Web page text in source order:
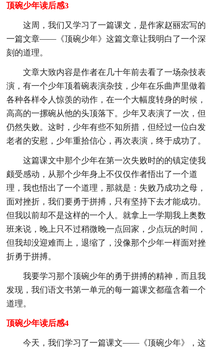
顶碗少年读后感3
这周，我们又学习了一篇课文，是作家赵丽宏写的
一篇文章——《顶碗少年》这篇文章让我明白了一个深
刻的道理。
文章大致内容是作者在几十年前去看了一场杂技表
演，有一个少年顶着碗表演杂技，少年在乐曲声里做着
各种各样令人惊羡的动作，在一个大幅度转身的时候，
高高的一摞碗从他的头顶落下。少年又表演了一次，但
仍然失败。这时，少年有些不知所措，但经过一位白发
老者的安慰，少年重拾信心，再次表演，终于成功了。
这篇课文中那个少年在第一次失败时的的镇定使我
颇受感动，从那个少年身上不仅仅作者悟出了一个道
理，我也悟出了一个道理，那就是：失败乃成功之母，
面对挫折，我们要勇于拼搏，只有坚持下去才能成功。
但我以前却不是这样的一个人。就拿上一学期我上奥数
班来说，晚上只不过稍微晚一点回家，少点玩的时间，
但我却没迎难而上，退缩了，没像那个少年一样面对挫
折勇于拼搏。
我要学习那个顶碗少年的勇于拼搏的精神，而且我
发现，我们语文书第一单元的每一篇课文都蕴含着一个
道理。
顶碗少年读后感4
今天，我们学习了一篇课文——《顶碗少年》，这